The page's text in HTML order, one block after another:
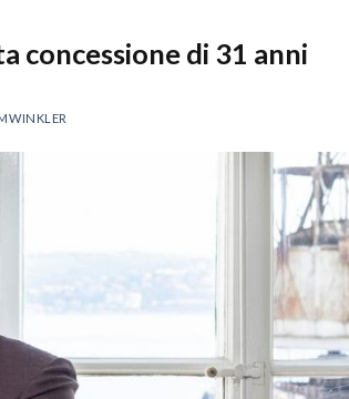
concessione di 31 anni